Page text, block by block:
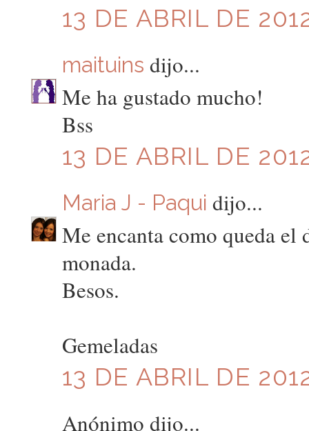
13 DE ABRIL DE
maituins dijo...
Me ha gustado mucho!
Bss
13 DE ABRIL DE
Maria J - Paqui dijo...
Me encanta como queda el
monada.
Besos.
Gemeladas
13 DE ABRIL DE
Anónimo dijo...